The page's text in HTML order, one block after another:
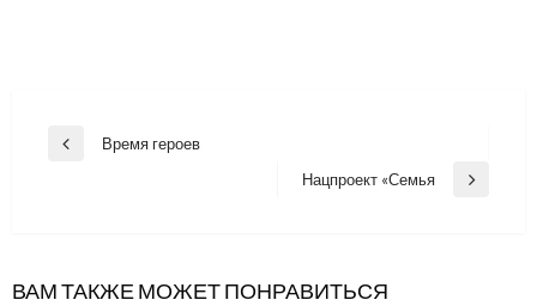
Навигация
Previous
Время героев
Next
Нацпроект «Семья
ВАМ ТАКЖЕ МОЖЕТ ПОНРАВИТЬСЯ